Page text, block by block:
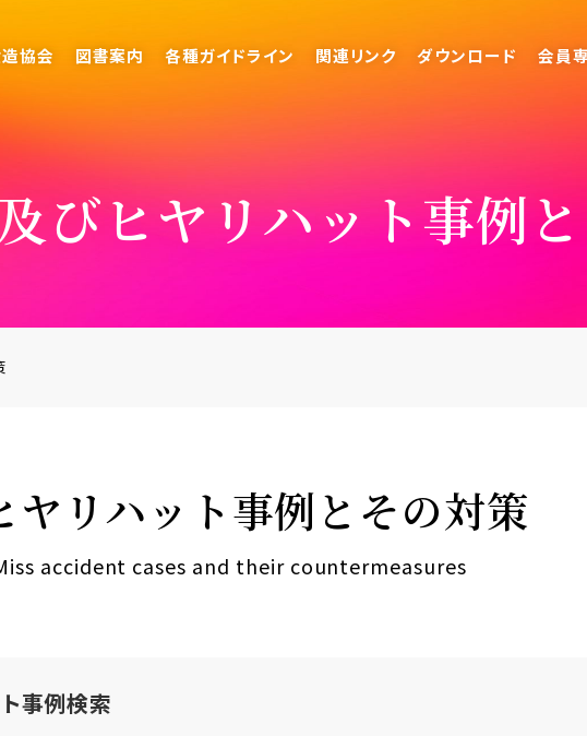
協会 図書案内 各種ガイドライン 関連リンク ダウンロード 会員
びヒヤリハット事例
ヤリハット事例とその対策
accident cases and their countermeasures
事例検索